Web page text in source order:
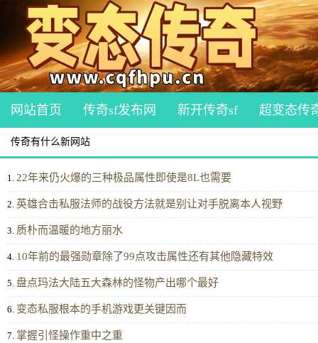
网站首页 传奇sf发布网 新开传奇sf 超变态传
传奇有什么新网站
1. 22年来仍火爆的三种极品属性即使是8L也需要
2. 英雄合击私服法师的战役方法就是别让对手脱离本人视野
3. 质朴而温暖的地方丽水
4. 10年前的最强勋章除了99点攻击属性还有其他隐藏特效
5. 盘点玛法大陆五大森林的怪物产出哪个最好
6. 变态私服根本的手机游戏更关键因而
7. 掌握引怪操作重中之重